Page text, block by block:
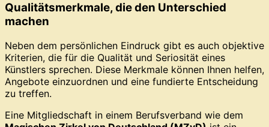
Qualitätsmerkmale, die den Unterschied
machen
Neben dem persönlichen Eindruck gibt es auch objektive
Kriterien, die für die Qualität und Seriosität eines
Künstlers sprechen. Diese Merkmale können Ihnen helfen,
Angebote einzuordnen und eine fundierte Entscheidung
zu treffen.
Eine Mitgliedschaft in einem Berufsverband wie dem